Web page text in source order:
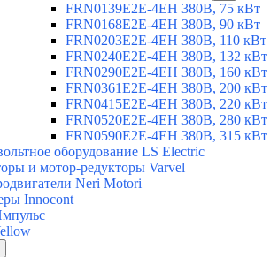
FRN0139E2E-4EH 380В, 75 кВт
FRN0168E2E-4EH 380В, 90 кВт
FRN0203E2E-4EH 380В, 110 кВт
FRN0240E2E-4EH 380В, 132 кВт
FRN0290E2E-4EH 380В, 160 кВт
FRN0361E2E-4EH 380В, 200 кВт
FRN0415E2E-4EH 380В, 220 кВт
FRN0520E2E-4EH 380В, 280 кВт
FRN0590E2E-4EH 380В, 315 кВт
оборудование LS Electric
и мотор-редукторы Varvel
Neri Motori
Innocont